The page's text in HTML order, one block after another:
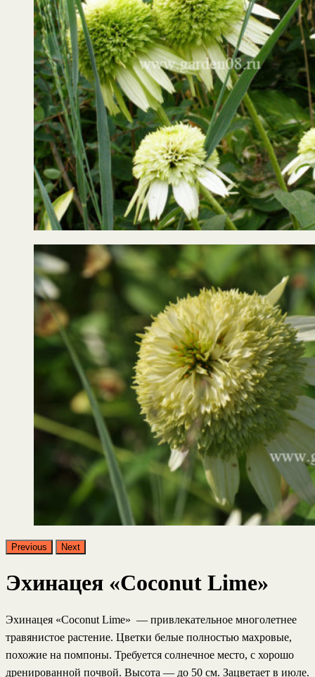
Previous Next
Эхинацея «Coconut Lime»
Эхинацея «Coconut Lime» — привлекательное многолетнее
травянистое растение. Цветки белые полностью махровые,
похожие на помпоны. Требуется солнечное место, с хорошо
дренированной почвой. Высота — до 50 см. Зацветает в июле.